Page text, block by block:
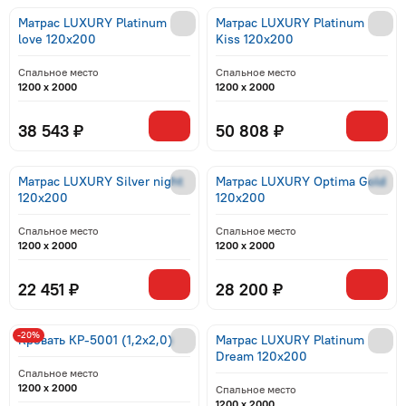
Матрас LUXURY Platinum
love 120x200
Спальное место
1200 x 2000
38 543 ₽
Матрас LUXURY Platinum
Kiss 120x200
Спальное место
1200 x 2000
50 808 ₽
Матрас LUXURY Silver night
120x200
Спальное место
1200 x 2000
22 451 ₽
Матрас LUXURY Optima Gold
120x200
Спальное место
1200 x 2000
28 200 ₽
Кровать КР-5001 (1,2x2,0)
Спальное место
1200 x 2000
-20%
Матрас LUXURY Platinum
Dream 120x200
Спальное место